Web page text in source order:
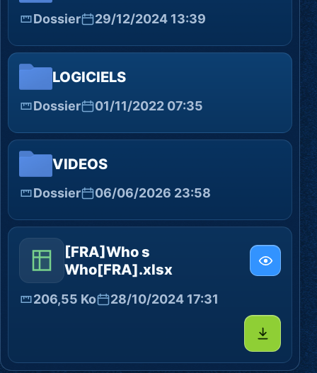
Dossier 29/12/2024 13:39
LOGICIELS
Dossier 01/11/2022 07:35
VIDEOS
Dossier 06/06/2026 23:58
[FRA]Who s
Who[FRA].xlsx
206,55 Ko 28/10/2024 17:31